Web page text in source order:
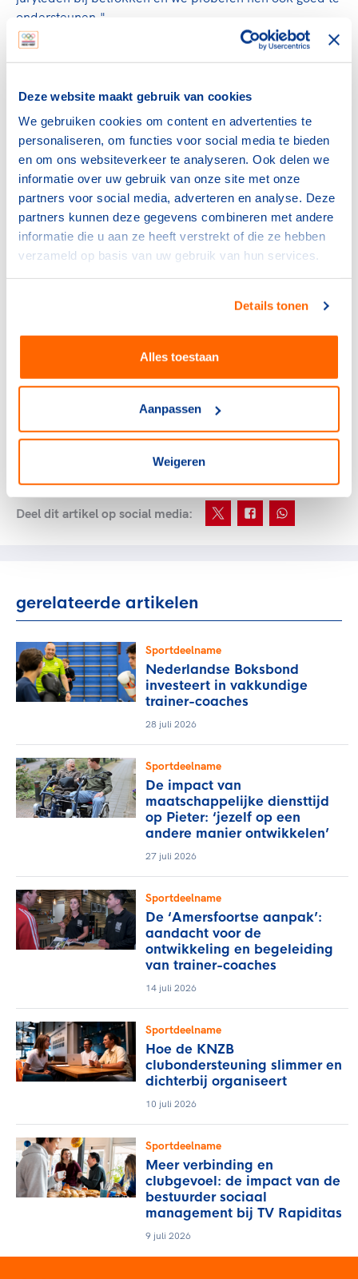
Deze website maakt gebruik van cookies
We gebruiken cookies om content en advertenties te
personaliseren, om functies voor social media te bieden
en om ons websiteverkeer te analyseren. Ook delen we
informatie over uw gebruik van onze site met onze
partners voor social media, adverteren en analyse. Deze
partners kunnen deze gegevens combineren met andere
informatie die u aan ze heeft verstrekt of die ze hebben
verzameld op basis van uw gebruik van hun services.
Details tonen
Alles toestaan
Aanpassen
Weigeren
ondersteunen."
Uitbreiden
trainingsmodule toegevoegd. Ruiters kunnen een video
van hun training insturen en krijgen dan instructie terug
van een van onze bondscoaches of ervaren instructeurs.
Hendriksen: "Al onze leden, mits ze beschikking hebben
over een paard en voldoen aan de richtlijnen van het
RIVM kunnen aan dit platform deelnemen. Competities
en wedstrijden mogen we niet op deze manier
organiseren, dat verbiedt het internationale reglement.
Maar we zijn erg blij met de positieve respons!"
om in deze tijden aan ruiters de mogelijkheid te bieden
dressuurproeven, zonder wedstrijden, zonder doel, te
blijven trainen. En de aantallen inschrijvingen laten
duidelijk zien dat het aanslaat. Uiteraard zijn we
allemaal blij als we weer wedstrijden en competities
kunnen hebben, maar het platform zal beslist ook
Deel dit artikel op social media:
gerelateerde artikelen
Sportdeelname
Nederlandse Boksbond
investeert in vakkundige
trainer-coaches
28 juli 2026
Sportdeelname
De impact van
maatschappelijke diensttijd
op Pieter: ‘jezelf op een
andere manier ontwikkelen’
27 juli 2026
Sportdeelname
De ‘Amersfoortse aanpak’:
aandacht voor de
ontwikkeling en begeleiding
van trainer-coaches
14 juli 2026
Sportdeelname
Hoe de KNZB
clubondersteuning slimmer en
dichterbij organiseert
10 juli 2026
Sportdeelname
Meer verbinding en
clubgevoel: de impact van de
bestuurder sociaal
management bij TV Rapiditas
9 juli 2026